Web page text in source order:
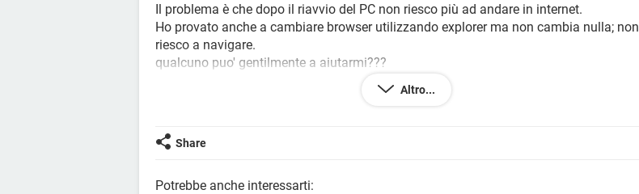
Il problema è che dopo il riavvio del PC non riesco più ad andare in internet.
Ho provato anche a cambiare browser utilizzando explorer ma non cambia nulla; non
riesco a navigare.
qualcuno puo' gentilmente a aiutarmi???
Altro...
Share
Potrebbe anche interessarti: